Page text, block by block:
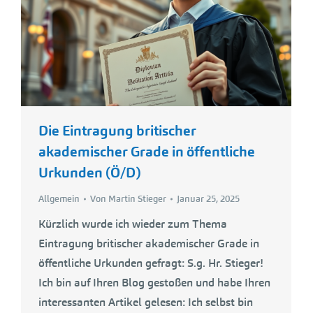
Die Eintragung britischer
akademischer Grade in öffentliche
Urkunden (Ö/D)
Allgemein Von Martin Stieger Januar 25, 2025
Kürzlich wurde ich wieder zum Thema
Eintragung britischer akademischer Grade in
öffentliche Urkunden gefragt: S.g. Hr. Stieger!
Ich bin auf Ihren Blog gestoßen und habe Ihren
interessanten Artikel gelesen: Ich selbst bin